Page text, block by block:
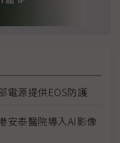
電源提供EOS防護
安泰醫院導入AI影像